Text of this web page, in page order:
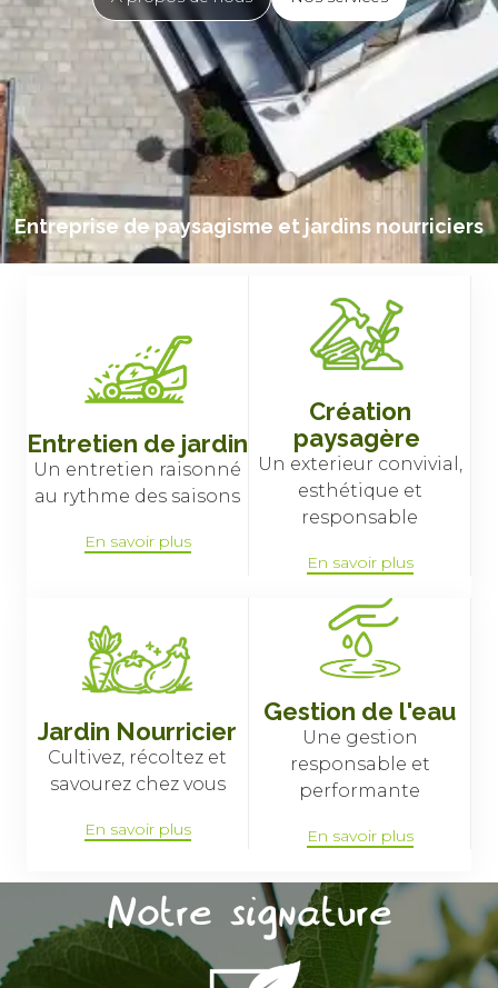
Entreprise de paysagisme et jardins nourriciers
Entretien de jardin
Un entretien raisonné
au rythme des saisons
En savoir plus
Création
paysagère
Un exterieur convivial,
esthétique et
responsable
En savoir plus
Jardin Nourricier
Cultivez, récoltez et
savourez chez vous
En savoir plus
Gestion de l'eau
Une gestion
responsable et
performante
En savoir plus
Notre signature